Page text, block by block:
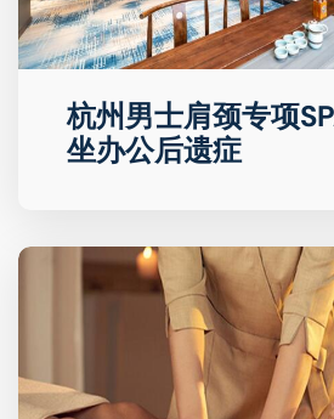
杭州男士肩颈专项
坐办公后遗症